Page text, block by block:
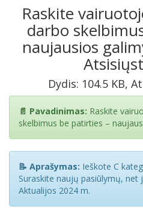
Raskite
darbo
naujausios
Dydis: 104.5 KB,
📄 Pavadinimas: Raskite
skelbimus be patirties –
📝 Aprašymas: Ieškote C
Suraskite naujų pasiūlymų, net
Aktualijos 2024 m.